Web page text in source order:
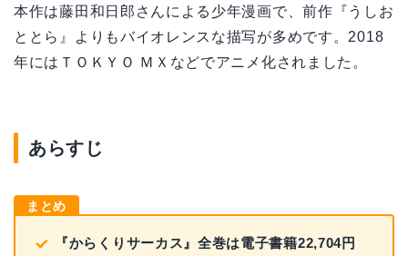
本作は藤田和日郎さんによる少年漫画で、前作『うしお
ととら』よりもバイオレンスな描写が多めです。2018
年にはＴＯＫＹＯ ＭＸなどでアニメ化されました。
あらすじ
まとめ
『からくりサーカス』全巻は電子書籍22,704円